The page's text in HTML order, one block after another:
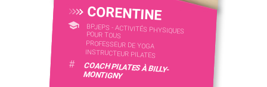
CORENTINE
BPJEPS - ACTIVITÉS PHYSIQUES
POUR TOUS
PROFESSEUR DE YOGA
INSTRUCTEUR PILATES
# COACH PILATES À BILLY-
MONTIGNY